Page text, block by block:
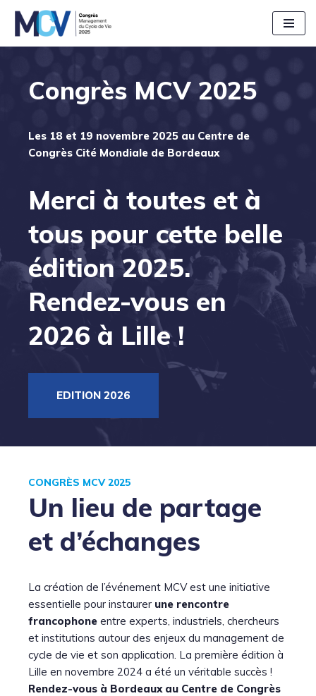
Aller
Congrès MCV 2025
Les 18 et 19 novembre 2025 au Centre de
Congrès Cité Mondiale de Bordeaux
Merci à toutes et à
tous pour cette belle
édition 2025.
Rendez-vous en
2026 à Lille !
EDITION 2026
CONGRÈS MCV 2025
Un lieu de partage
et d’échanges
La création de l’événement MCV est une initiative
essentielle pour instaurer une rencontre
francophone entre experts, industriels, chercheurs
et institutions autour des enjeux du management de
cycle de vie et son application. La première édition à
Lille en novembre 2024 a été un véritable succès !
Rendez-vous à Bordeaux au Centre de Congrès